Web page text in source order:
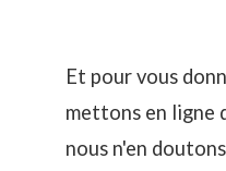
Et pour vous
mettons en ligne
nous n'en